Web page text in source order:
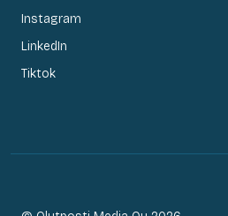
Instagram
LinkedIn
Tiktok